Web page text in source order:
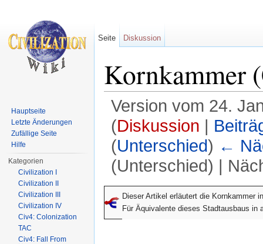
Kornkammer
Version vom 24.
(Diskussion |
(Unterschied) ←
(Unterschied) |
Dieser Artikel erläutert die Kornkammer
Für Äquivalente dieses Stadtausbaus in
Seite Diskussion
Hauptseite
Letzte Änderungen
Zufällige Seite
Hilfe
Kategorien
Civilization I
Civilization II
Civilization III
Civilization IV
Civ4: Colonization
TAC
Civ4: Fall From